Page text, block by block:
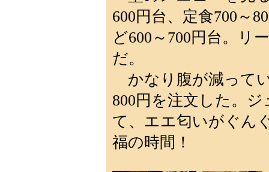
600円台、定食700～
ど600～700円台。リ
だ。
かなり腹が減って
800円を注文した。
て、エエ匂いがぐん
福の時間！